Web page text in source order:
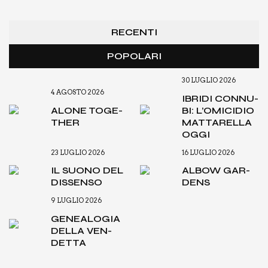
RECENTI
POPOLARI
4 AGOSTO 2026
ALO­NE TOGE­
THER
30 LUGLIO 2026
IBRI­DI CON­NU­
BI: L’O­MI­CI­DIO
MAT­TA­REL­LA
OGGI
23 LUGLIO 2026
IL SUO­NO DEL
DIS­SEN­SO
16 LUGLIO 2026
ALBOW GAR­
DENS
9 LUGLIO 2026
GENEA­LO­GIA
DEL­LA VEN­
DET­TA